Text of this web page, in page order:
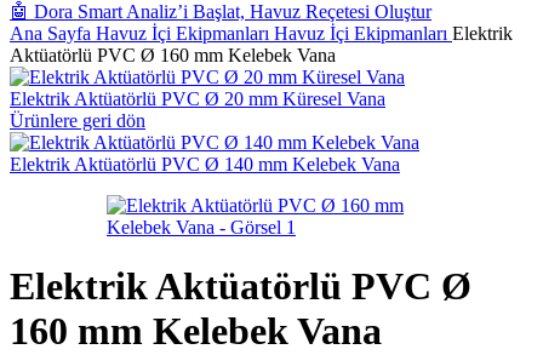
🤖 Dora Smart Analiz’i Başlat, Havuz Reçetesi Oluştur
Ana Sayfa Havuz İçi Ekipmanları Havuz İçi Ekipmanları Elektrik
Aktüatörlü PVC Ø 160 mm Kelebek Vana
Elektrik Aktüatörlü PVC Ø 20 mm Küresel Vana
Ürünlere geri dön
Elektrik Aktüatörlü PVC Ø 140 mm Kelebek Vana
Elektrik Aktüatörlü PVC Ø
160 mm Kelebek Vana